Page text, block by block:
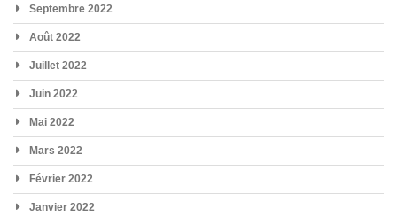
Septembre 2022
Août 2022
Juillet 2022
Juin 2022
Mai 2022
Mars 2022
Février 2022
Janvier 2022